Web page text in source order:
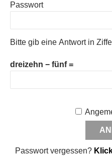
Passwort
Bitte gib eine Antwort in
dreizehn − fünf =
Passwort vergessen?